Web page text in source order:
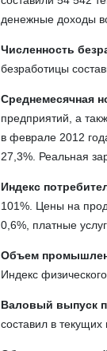
денежные доходы
Численность
безработицы
Среднемесячная
предприятий, а
в феврале 2012
27,3%. Реальная
Индекс
101%. Цены на
0,6%, платные
Объем
Индекс
Валовый выпуск
составил в